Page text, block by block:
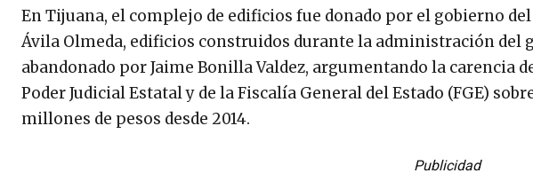
En Tijuana, el complejo de edificios fue donado por el gobierno
Ávila Olmeda, edificios construidos durante la administración del
abandonado por Jaime Bonilla Valdez, argumentando la carencia
Poder Judicial Estatal y de la Fiscalía General del Estado (FGE)
millones de pesos desde 2014.
Publicidad